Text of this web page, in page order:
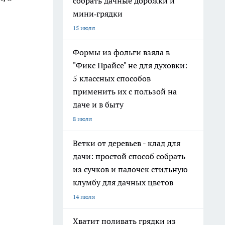
мини‑грядки
15 июля
Формы из фольги взяла в
"Фикс Прайсе" не для духовки:
5 классных способов
применить их с пользой на
даче и в быту
8 июля
Ветки от деревьев - клад для
дачи: простой способ собрать
из сучков и палочек стильную
клумбу для дачных цветов
14 июля
Хватит поливать грядки из